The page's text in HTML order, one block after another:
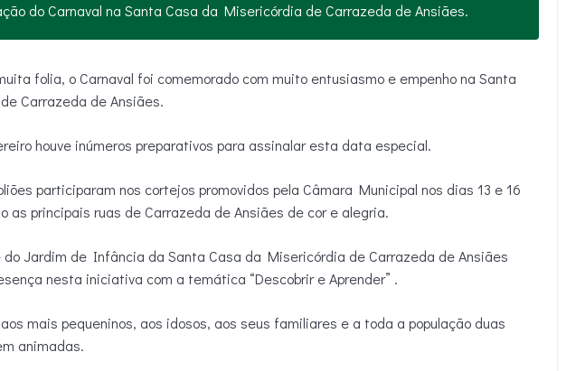
do Carnaval na Santa Casa da Misericórdia de Carrazeda de Ansiães.
folia, o Carnaval foi comemorado com muito entusiasmo e empenho na Santa
Carrazeda de Ansiães.
houve inúmeros preparativos para assinalar esta data especial.
participaram nos cortejos promovidos pela Câmara Municipal nos dias 13 e 16
as principais ruas de Carrazeda de Ansiães de cor e alegria.
do Jardim de Infância da Santa Casa da Misericórdia de Carrazeda de Ansiães
nesta iniciativa com a temática “Descobrir e Aprender” .
mais pequeninos, aos idosos, aos seus familiares e a toda a população duas
animadas.